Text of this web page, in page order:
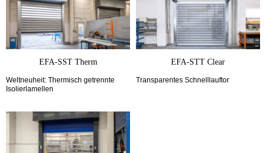
EFA-SST Therm
Weltneuheit: Thermisch getrennte
Isolierlamellen
EFA-STT Clear
Transparentes Schnelllauftor